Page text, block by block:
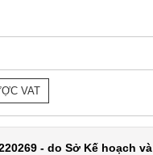
VAT
- do Sở Kế hoạch và